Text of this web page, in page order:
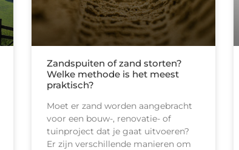
Zandspuiten of zand storten?
Welke methode is het meest
praktisch?
Moet er zand worden aangebracht
voor een bouw-, renovatie- of
tuinproject dat je gaat uitvoeren?
Er zijn verschillende manieren om